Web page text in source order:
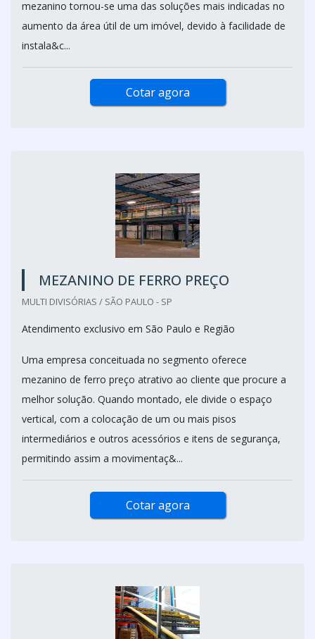
mezanino tornou-se uma das soluções mais indicadas no
aumento da área útil de um imóvel, devido à facilidade de
instala&c...
Cotar agora
MEZANINO DE FERRO PREÇO
MULTI DIVISÓRIAS / SÃO PAULO - SP
Atendimento exclusivo em São Paulo e Região
Uma empresa conceituada no segmento oferece
mezanino de ferro preço atrativo ao cliente que procure a
melhor solução. Quando montado, ele divide o espaço
vertical, com a colocação de um ou mais pisos
intermediários e outros acessórios e itens de segurança,
permitindo assim a movimentaç&...
Cotar agora